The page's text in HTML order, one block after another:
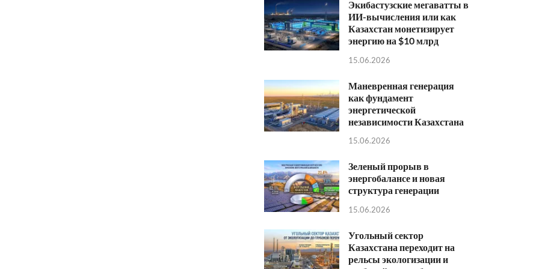
Экибастузские мегаватты в
ИИ-вычисления или как
Казахстан монетизирует
энергию на $10 млрд
15.06.2026
Маневренная генерация
как фундамент
энергетической
независимости Казахстана
15.06.2026
Зеленый прорыв в
энергобалансе и новая
структура генерации
15.06.2026
Угольный сектор
Казахстана переходит на
рельсы экологизации и